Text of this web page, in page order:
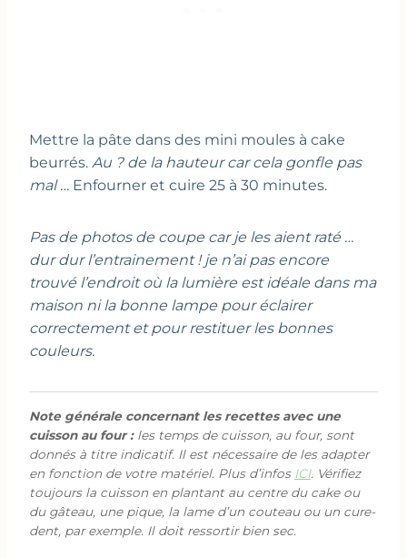
Mettre la pâte dans des mini moules à cake
beurrés. Au ? de la hauteur car cela gonfle pas
mal … Enfourner et cuire 25 à 30 minutes.
Pas de photos de coupe car je les aient raté …
dur dur l’entrainement ! je n’ai pas encore
trouvé l’endroit où la lumière est idéale dans ma
maison ni la bonne lampe pour éclairer
correctement et pour restituer les bonnes
couleurs.
Note générale concernant les recettes avec une
cuisson au four :les temps de cuisson, au four, sont
donnés à titre indicatif. Il est nécessaire de les adapter
en fonction de votre matériel. Plus d’infos ICI. Vérifiez
toujours la cuisson en plantant au centre du cake ou
du gâteau, une pique, la lame d’un couteau ou un cure-
dent, par exemple. Il doit ressortir bien sec.